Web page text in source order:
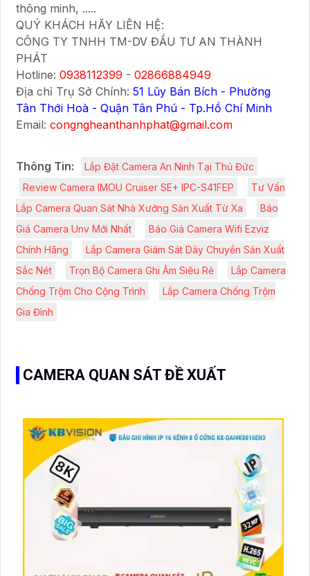
thông minh, .....
QUÝ KHÁCH HÃY LIÊN HỆ:
CÔNG TY TNHH TM-DV ĐẦU TƯ AN THÀNH
PHÁT
Hotline: 0938112399 - 02866884949
Địa chỉ Trụ Sở Chính: 51 Lũy Bán Bích - Phường
Tân Thới Hoà - Quận Tân Phú - Tp.Hồ Chí Minh
Email: congngheanthanhphat@gmail.com
Thông Tin:
Lắp Đặt Camera An Ninh Tại Thủ Đức
Review Camera IMOU Cruiser SE+ IPC-S41FEP
Tư Vấn
Lắp Camera Quan Sát Nhà Xưởng Sản Xuất Từ Xa
Báo
Giá Camera Unv Mới Nhất
Báo Giá Camera Wifi Ezviz
Chính Hãng
Lắp Camera Giám Sát Dây Chuyền Sản Xuất
Sắc Nét
Trọn Bộ Camera Ghi Âm Siêu Rẻ
Lắp Camera
Chống Trộm Cho Cộng Trình
Lắp Camera Chống Trộm
Gia Đình
CAMERA QUAN SÁT ĐỀ XUẤT